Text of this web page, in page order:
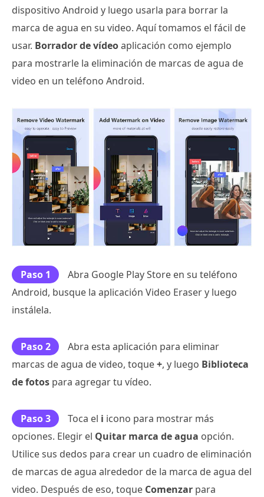
dispositivo Android y luego usarla para borrar la
marca de agua en su video. Aquí tomamos el fácil de
usar. Borrador de vídeoaplicación como ejemplo
para mostrarle la eliminación de marcas de agua de
video en un teléfono Android.
Paso 1
Abra Google Play Store en su teléfono
Android, busque la aplicación Video Eraser y luego
instálela.
Paso 2
Abra esta aplicación para eliminar
marcas de agua de video, toque+, y luego Biblioteca
de fotos para agregar tu vídeo.
Paso 3 Toca el i icono para mostrar más
opciones. Elegir el Quitar marca de agua opción.
Utilice sus dedos para crear un cuadro de eliminación
de marcas de agua alrededor de la marca de agua del
video. Después de eso, toque Comenzar para